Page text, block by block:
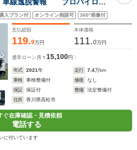
線逸脱警報 プロパイロッ
LEDヘッドライト 電動パ
ブレーキホールド 本革巻ハン
購入プラン付 オンライン相談可 360°画像付
支払総額
119.9万円
本体価格
111.0万円
通常ローン 月々 15,100円
年式 2021年 走行 7.4万km
車検
車検整備付 修復
なし
保証
保証付 整備
法定整備付
住所
香川県高松市
ぐ在庫確認・見積依頼
電話する
に付いています